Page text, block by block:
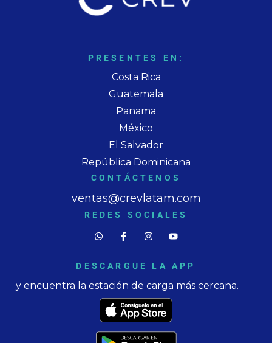
PRESENTES EN:
Costa Rica
Guatemala
Panama
México
El Salvador
República Dominicana
CONTÁCTENOS
ventas@crevlatam.com
REDES SOCIALES
DESCARGUE LA APP
y encuentra la estación de carga más cercana.